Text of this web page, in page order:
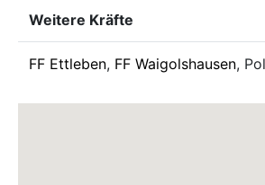
Weitere Kräfte
FF Ettleben, FF Waigolshausen,